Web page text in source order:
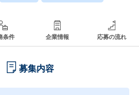
条件 企業情報 応募の流れ
募集内容